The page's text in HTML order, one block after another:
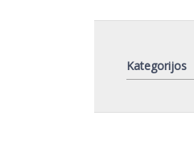
Kategorijos